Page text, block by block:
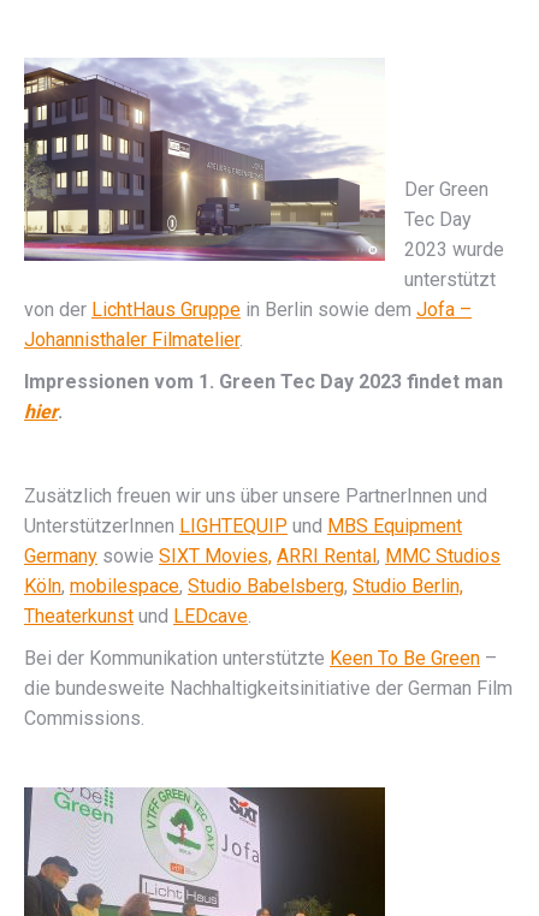
Der Green
Tec Day
2023 wurde
unterstützt
von der LichtHaus Gruppe in Berlin sowie dem Jofa –
Johannisthaler Filmatelier.
Impressionen vom 1. Green Tec Day 2023 findet man
hier.
Zusätzlich freuen wir uns über unsere PartnerInnen und
UnterstützerInnen LIGHTEQUIP und MBS Equipment
Germany sowie SIXT Movies, ARRI Rental, MMC Studios
Köln, mobilespace, Studio Babelsberg, Studio Berlin,
Theaterkunst und LEDcave.
Bei der Kommunikation unterstützte Keen To Be Green –
die bundesweite Nachhaltigkeitsinitiative der German Film
Commissions.